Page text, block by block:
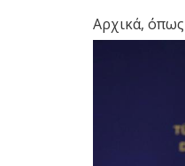
Αρχικά,